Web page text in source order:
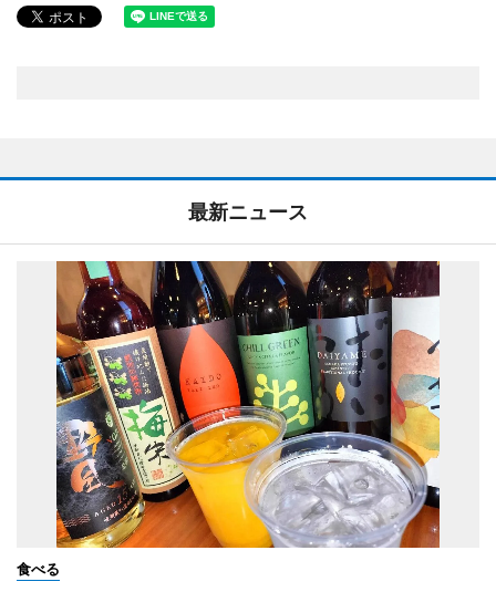
最新ニュース
食べる